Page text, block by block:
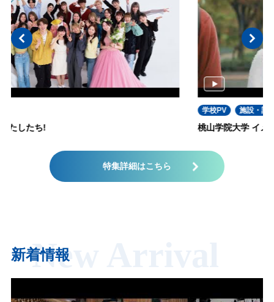
桃山学院大学 イメージムービー
特集詳細はこちら
新着情報
New Arrival